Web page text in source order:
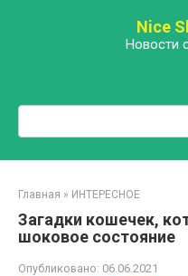
Nice
Новости
Поиск:
Главная » ИНТЕРЕСНОЕ
Загадки кошечек,
шоковое состояние
Опубликовано: 06.06.2021